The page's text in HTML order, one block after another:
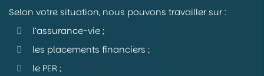
Selon votre situation, nous pouvons travailler sur :
l’assurance-vie ;
les placements financiers ;
le PER ;